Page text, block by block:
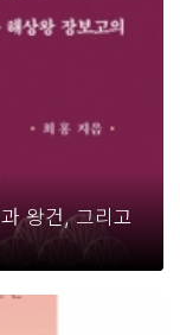
왕건, 그리고